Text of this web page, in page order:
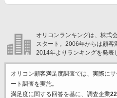
オリコンランキングは、株式
スタート。2006年からは顧客
2014年よりランキングを発表
オリコン顧客満足度調査では、実際に
ート調査を実施。
満足度に関する回答を基に、調査企業22